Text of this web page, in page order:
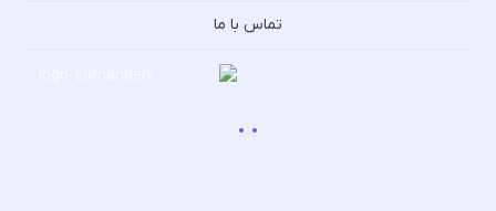
تماس با ما